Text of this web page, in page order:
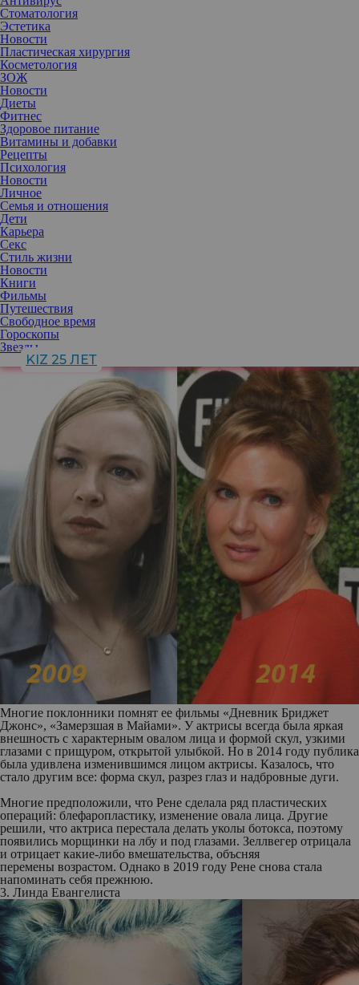
Стоматология
Эстетика
Новости
Пластическая хирургия
Косметология
ЗОЖ
Новости
Диеты
Фитнес
Здоровое питание
Витамины и добавки
Рецепты
Психология
Новости
Личное
Семья и отношения
Дети
Карьера
Секс
Стиль жизни
Новости
Книги
Фильмы
Путешествия
Свободное время
Гороскопы
Звезды
KIZ 25 ЛЕТ
Проблема Сары Джессики Паркер – ранние морщины и мешки
под глазами. Некоторые специалисты утверждают, что для того,
чтобы это исправить, актриса и продюсер делала пластику век
дважды. Блефаропластика сделала кожу вокруг глаз более
гладкой и убрала мешки под глазами.
Даже разрез глаз Сары Джессики Паркер претерпел небольшие
изменения. Особенно заметны были перемены между сериалом
«Секс в большом городе» и одноименными полнометражными
фильмами.
2. Рене Зельвегер
Многие поклонники помнят ее фильмы «Дневник Бриджет
Джонс», «Замерзшая в Майами». У актрисы всегда была яркая
внешность с характерным овалом лица и формой скул, узкими
глазами с прищуром, открытой улыбкой. Но в 2014 году публика
была удивлена изменившимся лицом актрисы. Казалось, что
стало другим все: форма скул, разрез глаз и надбровные дуги.
Многие предположили, что Рене сделала ряд пластических
операций: блефаропластику, изменение овала лица. Другие
решили, что актриса перестала делать уколы ботокса, поэтому
появились морщинки на лбу и под глазами. Зеллвегер отрицала
и отрицает какие-либо вмешательства, объсняя
перемены возрастом. Однако в 2019 году Рене снова стала
напоминать себя прежнюю.
3. Линда Евангелиста